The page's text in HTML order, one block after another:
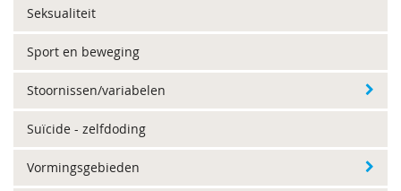
Seksualiteit
Sport en beweging
Stoornissen/variabelen
Suïcide - zelfdoding
Vormingsgebieden